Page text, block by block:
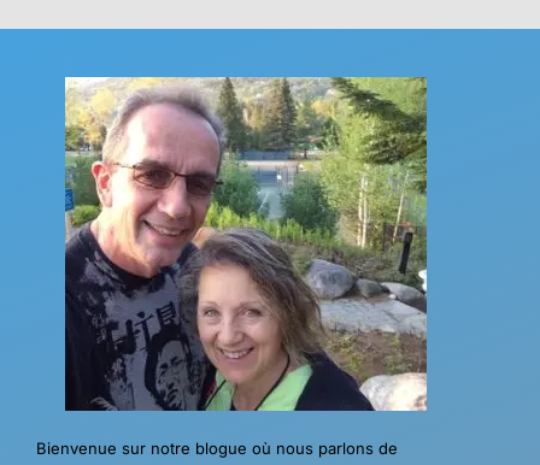
Bienvenue sur notre blogue où nous parlons de